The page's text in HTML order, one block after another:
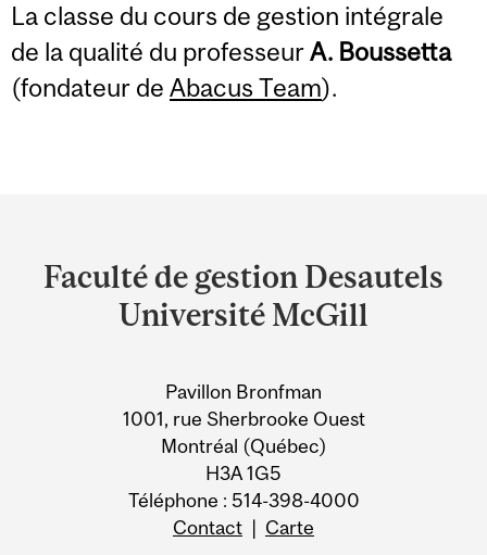
La classe du cours de gestion intégrale
de la qualité du professeurA. Boussetta
(fondateur de Abacus Team).
and
University
Faculté de gestion Desautels
Université McGill
Pavillon Bronfman
1001, rue Sherbrooke Ouest
Montréal (Québec)
H3A 1G5
Téléphone : 514-398-4000
Contact | Carte